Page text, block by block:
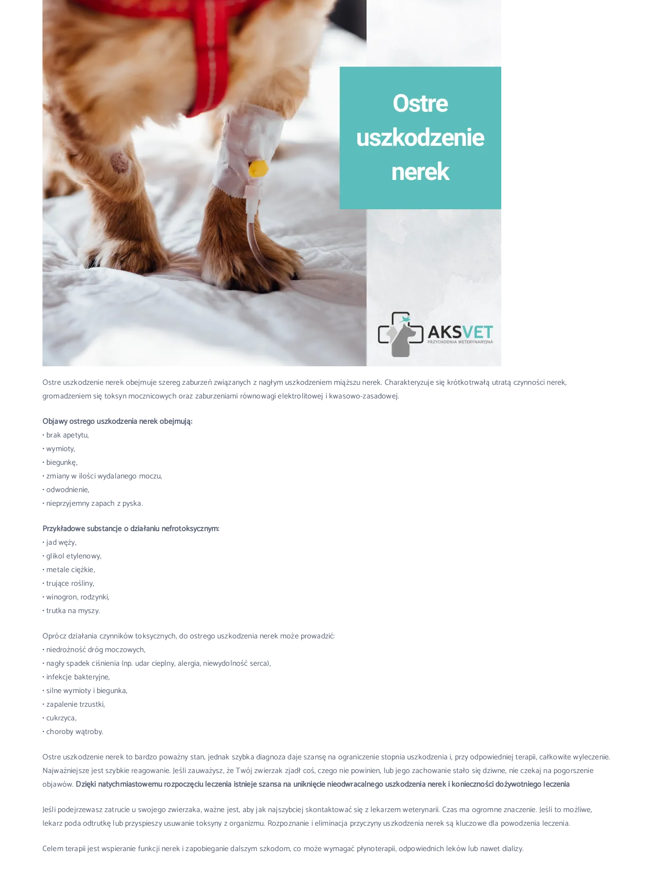
Ostre uszkodzenie nerek obejmuje szereg zaburzeń związanych z nagłym uszkodzeniem miąższu nerek. Charakteryzuje się krótkotrwałą utratą czynności nerek,
gromadzeniem się toksyn mocznicowych oraz zaburzeniami równowagi elektrolitowej i kwasowo-zasadowej.
Objawy ostrego uszkodzenia nerek obejmują:
• brak apetytu,
• wymioty,
• biegunkę,
• zmiany w ilości wydalanego moczu,
• odwodnienie,
• nieprzyjemny zapach z pyska.
Przykładowe substancje o działaniu nefrotoksycznym:
• jad węży,
• glikol etylenowy,
• metale ciężkie,
• trujące rośliny,
• winogron, rodzynki,
• trutka na myszy.
Oprócz działania czynników toksycznych, do ostrego uszkodzenia nerek może prowadzić:
• niedrożność dróg moczowych,
• nagły spadek ciśnienia (np. udar cieplny, alergia, niewydolność serca),
• infekcje bakteryjne,
• silne wymioty i biegunka,
• zapalenie trzustki,
• cukrzyca,
• choroby wątroby.
Ostre uszkodzenie nerek to bardzo poważny stan, jednak szybka diagnoza daje szansę na ograniczenie stopnia uszkodzenia i, przy odpowiedniej terapii, całkowite wyleczenie.
Najważniejsze jest szybkie reagowanie. Jeśli zauważysz, że Twój zwierzak zjadł coś, czego nie powinien, lub jego zachowanie stało się dziwne, nie czekaj na pogorszenie
objawów. Dzięki natychmiastowemu rozpoczęciu leczenia istnieje szansa na uniknięcie nieodwracalnego uszkodzenia nerek i konieczności dożywotniego leczenia
Jeśli podejrzewasz zatrucie u swojego zwierzaka, ważne jest, aby jak najszybciej skontaktować się z lekarzem weterynarii. Czas ma ogromne znaczenie. Jeśli to możliwe,
lekarz poda odtrutkę lub przyspieszy usuwanie toksyny z organizmu. Rozpoznanie i eliminacja przyczyny uszkodzenia nerek są kluczowe dla powodzenia leczenia.
Celem terapii jest wspieranie funkcji nerek i zapobieganie dalszym szkodom, co może wymagać płynoterapii, odpowiednich leków lub nawet dializy.